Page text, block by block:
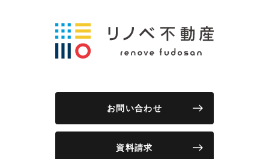
お問い合わせ
資料請求